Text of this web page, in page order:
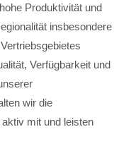
Produktivität und
insbesondere
Verfügbarkeit und
wir die
mit und leisten